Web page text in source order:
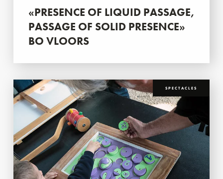
«PRESENCE OF LIQUID PASSAGE,
PASSAGE OF SOLID PRESENCE»
BO VLOORS
SPECTACLES